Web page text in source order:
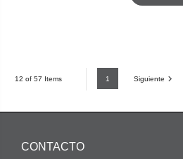
12 of 57 Items 1 Siguiente
CONTACTO